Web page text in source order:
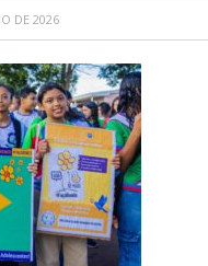
DE 2026